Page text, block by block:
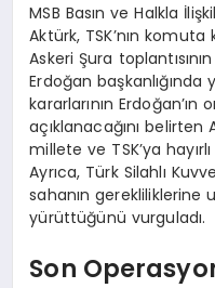
MSB Basın ve Halkla
Aktürk, TSK’nın
Askeri Şura
Erdoğan başkanlığında
kararlarının Erdoğan’ın
açıklanacağını belirten
millete ve TSK’ya
Ayrıca, Türk Silahlı
sahanın gerekliliklerine
yürüttüğünü vurguladı.
Son